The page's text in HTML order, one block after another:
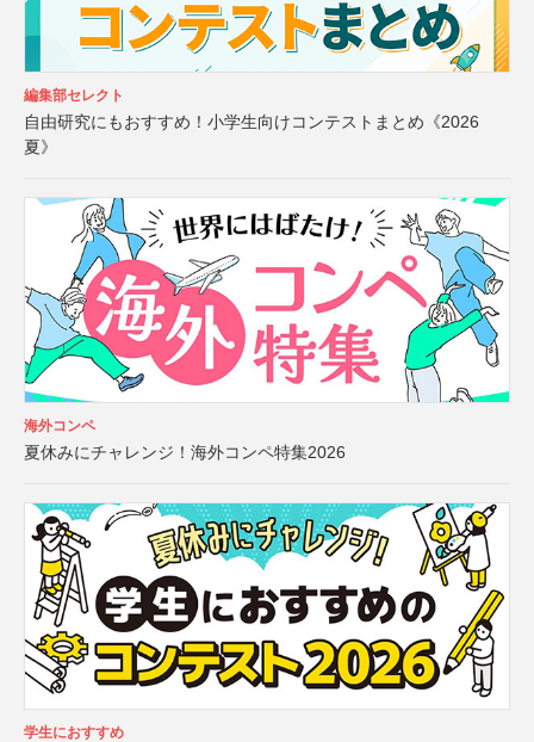
編集部セレクト
自由研究にもおすすめ！小学生向けコンテストまとめ《2026
夏》
海外コンペ
夏休みにチャレンジ！海外コンペ特集2026
学生におすすめ